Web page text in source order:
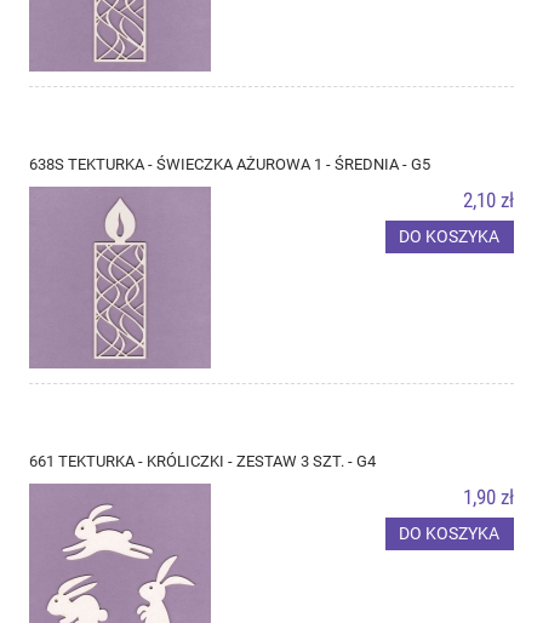
638S TEKTURKA - ŚWIECZKA AŻUROWA 1 - ŚREDNIA - G5
2,10 zł
DO KOSZYKA
661 TEKTURKA - KRÓLICZKI - ZESTAW 3 SZT. - G4
1,90 zł
DO KOSZYKA